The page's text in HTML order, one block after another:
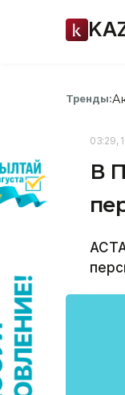
Тренды:
03:29,
В